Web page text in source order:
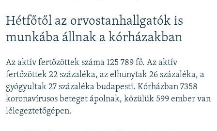
Hétfőtől az orvostanhallgatók is
munkába állnak a kórházakban
Az aktív fertőzöttek száma 125 789 fő. Az aktív
fertőzöttek 22 százaléka, az elhunytak 26 százaléka, a
gyógyultak 27 százaléka budapesti. Kórházban 7358
koronavírusos beteget ápolnak, közülük 599 ember van
lélegeztetőgépen.